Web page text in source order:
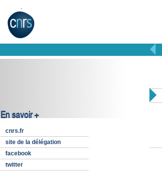

En savoir +
cnrs.fr
site de la délégation
facebook
twitter
